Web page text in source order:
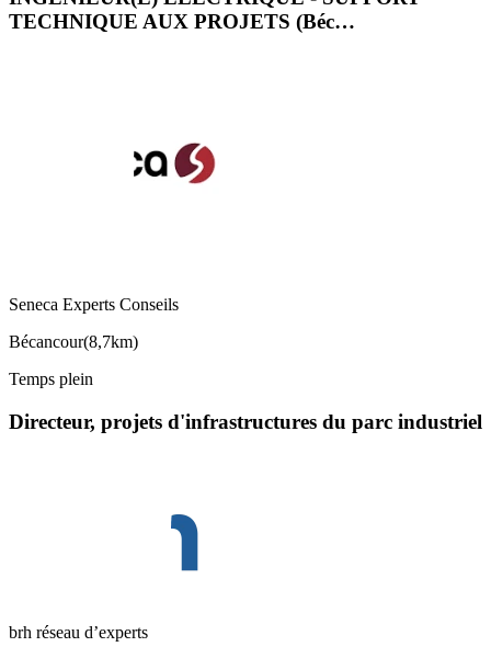
TECHNIQUE AUX PROJETS (Béc…
Seneca Experts Conseils
Bécancour(8,7km)
Temps plein
Directeur, projets d'infrastructures du parc industriel
brh réseau d’experts